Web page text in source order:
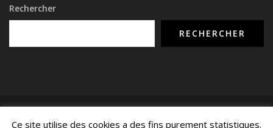
Rechercher
RECHERCHER
© COPYRIGHT 2015 - 2026 - NUMERIMIX.FR - TOUS DROITS RÉSERVÉS -
Ce site utilise des cookies a des fins purement statistiques.